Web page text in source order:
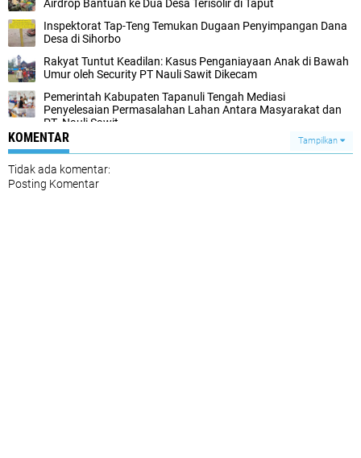
Airdrop Bantuan ke Dua Desa Terisolir di Taput
Inspektorat Tap-Teng Temukan Dugaan Penyimpangan Dana
Desa di Sihorbo
Rakyat Tuntut Keadilan: Kasus Penganiayaan Anak di Bawah
Umur oleh Security PT Nauli Sawit Dikecam
Pemerintah Kabupaten Tapanuli Tengah Mediasi
Penyelesaian Permasalahan Lahan Antara Masyarakat dan
PT. Nauli Sawit
KOMENTAR Tampilkan
Tidak ada komentar:
Posting Komentar